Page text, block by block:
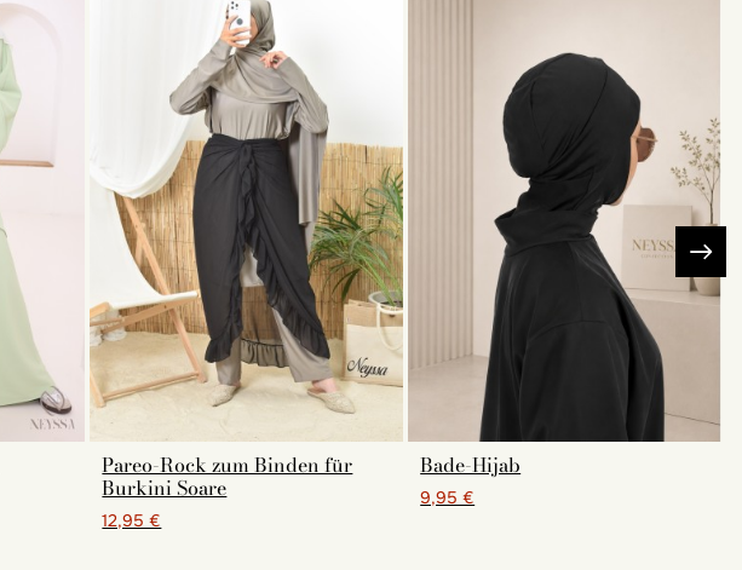
Pareo-Rock zum Binden für
Burkini Soare
12,95 €
Bade-Hijab
9,95 €